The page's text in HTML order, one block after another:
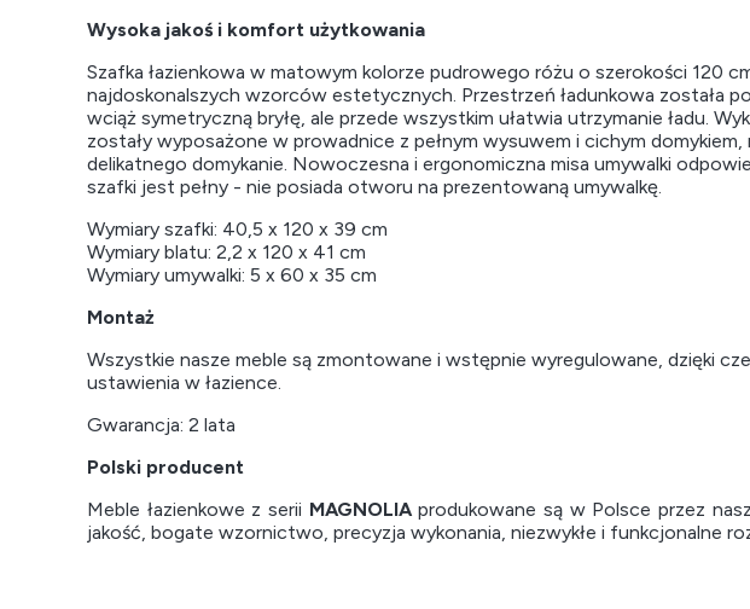
Wysoka jakoś i komfort użytkowania
Szafka łazienkowa w matowym kolorze pudrowego różu o szerokości 120
najdoskonalszych wzorców estetycznych. Przestrzeń ładunkowa została
wciąż symetryczną bryłę, ale przede wszystkim ułatwia utrzymanie ładu.
zostały wyposażone w prowadnice z pełnym wysuwem i cichym
delikatnego domykanie. Nowoczesna i ergonomiczna misa umywalki
szafki jest pełny - nie posiada otworu na prezentowaną umywalkę.
Wymiary szafki: 40,5 x 120 x 39 cm
Wymiary blatu: 2,2 x 120 x 41 cm
Wymiary umywalki: 5 x 60 x 35 cm
Montaż
Wszystkie nasze meble są zmontowane i wstępnie wyregulowane, dzięki
ustawienia w łazience.
Gwarancja: 2 lata
Polski producent
Meble łazienkowe z serii MAGNOLIAprodukowane są w Polsce przez
jakość, bogate wzornictwo, precyzja wykonania, niezwykłe i funkcjonalne